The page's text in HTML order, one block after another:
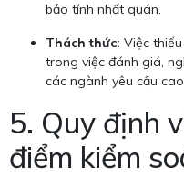
bảo tính nhất quán.
Thách thức: Việc
trong việc đánh giá,
các ngành yêu cầu
5. Quy định
điểm kiểm